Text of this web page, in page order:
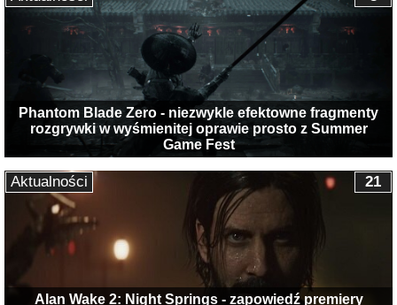
Phantom Blade Zero - niezwykle efektowne fragmenty
rozgrywki w wyśmienitej oprawie prosto z Summer
Game Fest
Alan Wake 2: Night Springs - zapowiedź premiery
21
Aktualności